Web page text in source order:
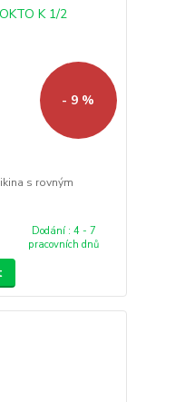
- 9 %
s rovným
Dodání : 4 - 7
pracovních dnů